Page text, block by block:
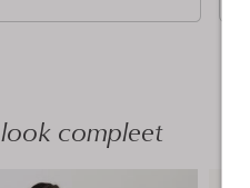
look compleet